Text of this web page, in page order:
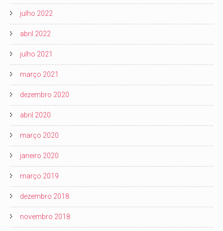
julho 2022
abril 2022
julho 2021
março 2021
dezembro 2020
abril 2020
março 2020
janeiro 2020
março 2019
dezembro 2018
novembro 2018